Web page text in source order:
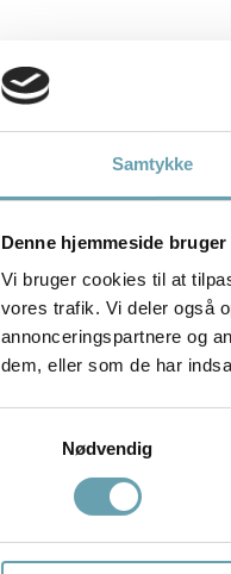
Samtykke
Denne hjemmeside
Vi bruger cookies til at
vores trafik. Vi deler også
annonceringspartnere og
dem, eller som de har
Nødvendig
OptikTeam handler
Vi har øje for
Netop fællesskabet er
weekenden som en god
du kan tilmelde både dig
Messen afholdes på
giver det bedste